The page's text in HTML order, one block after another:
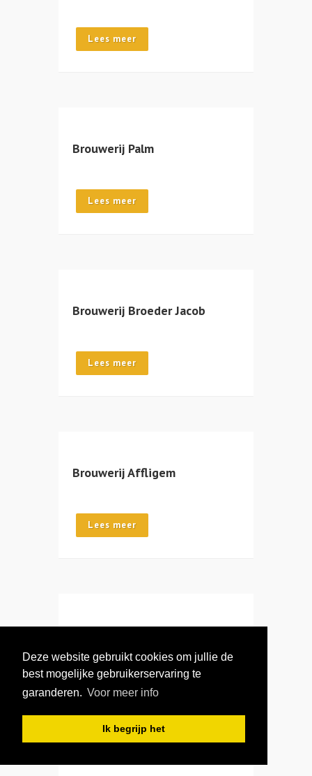
Deze website gebruikt cookies om jullie de
best mogelijke gebruikerservaring te
garanderen. Voor meer info
Ik begrijp het
Lees meer
Brouwerij Palm
Lees meer
Brouwerij Broeder Jacob
Lees meer
Brouwerij Affligem
Lees meer
Lees meer